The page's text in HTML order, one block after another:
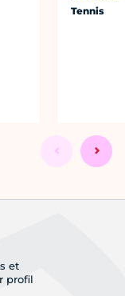
Tennis
et
profil